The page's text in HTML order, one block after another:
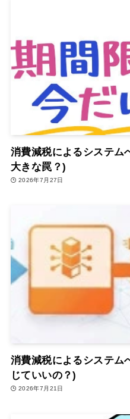
消費減税によるシステム
大きな罠？)
2026年7月27日
消費減税によるシステム
じていいの？)
2026年7月21日